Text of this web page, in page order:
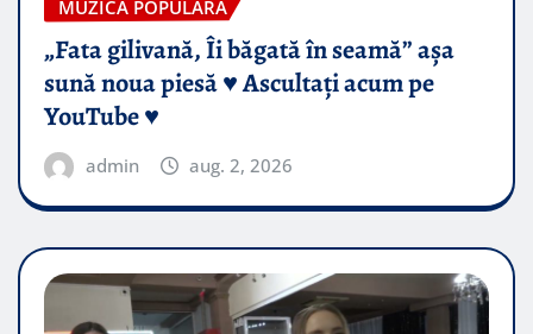
MUZICA POPULARA
„Fata gilivană, Îi băgată în seamă” așa
sună noua piesă ♥️ Ascultați acum pe
YouTube ♥️
admin aug. 2, 2026